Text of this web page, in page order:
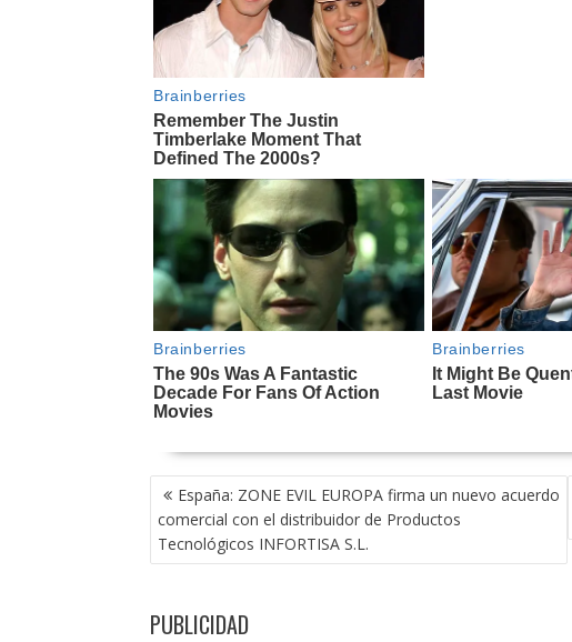
NAVEGACIÓN
DE
ENTRADAS
España: ZONE EVIL EUROPA firma un nuevo acuerdo
comercial con el distribuidor de Productos
Tecnológicos INFORTISA S.L.
PUBLICIDAD